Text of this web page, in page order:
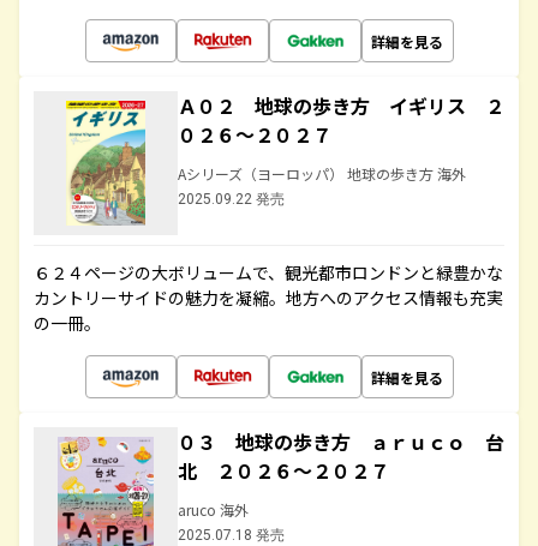
詳細を見る
Ａ０２ 地球の歩き方 イギリス ２
０２６～２０２７
Aシリーズ（ヨーロッパ） 地球の歩き方 海外
2025.09.22 発売
６２４ページの大ボリュームで、観光都市ロンドンと緑豊かな
カントリーサイドの魅力を凝縮。地方へのアクセス情報も充実
の一冊。
詳細を見る
０３ 地球の歩き方 ａｒｕｃｏ 台
北 ２０２６～２０２７
aruco 海外
2025.07.18 発売